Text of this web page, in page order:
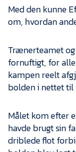
Med den kunne
om, hvordan
Trænerteamet
fornuftigt, for
kampen reelt
bolden i nettet til
Målet kom efter
havde brugt sin
driblede flot